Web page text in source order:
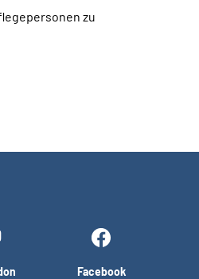
zu
Facebook